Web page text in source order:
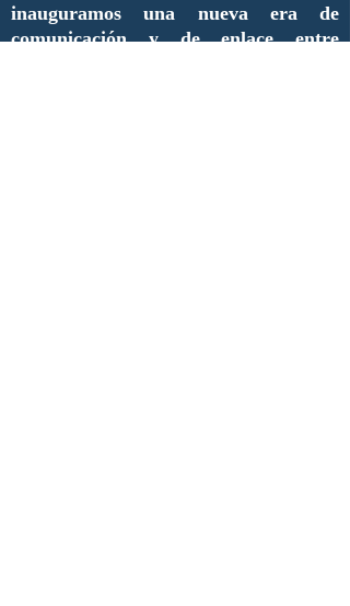
inauguramos una nueva era de
comunicación y de enlace entre